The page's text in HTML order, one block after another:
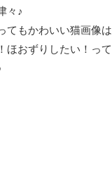
々♪
てもかわいい猫画像
ほおずりしたい！っ